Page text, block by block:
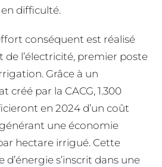
difficulté.
conséquent est réalisé
l’électricité, premier poste
Grâce à un
créé par la CACG, 1.300
en 2024 d’un coût
une économie
hectare irrigué. Cette
d’énergie s’inscrit dans une